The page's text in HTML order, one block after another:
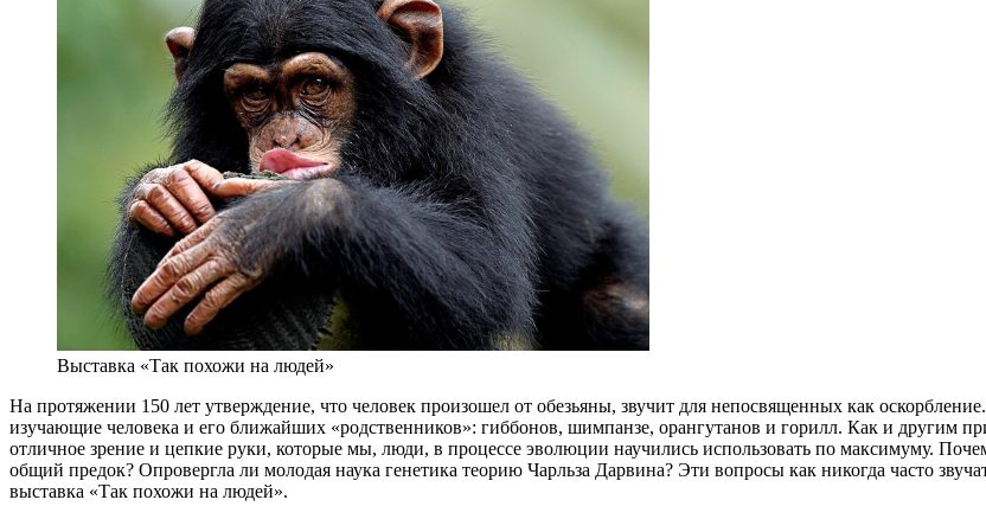
Выставка «Так похожи на людей»
На протяжении 150 лет утверждение, что человек произошел от обезьяны, звучит для непосвященных как
изучающие человека и его ближайших «родственников»: гиббонов, шимпанзе, орангутанов и горилл. Как и другим
отличное зрение и цепкие руки, которые мы, люди, в процессе эволюции научились использовать по максимуму.
общий предок? Опровергла ли молодая наука генетика теорию Чарльза Дарвина? Эти вопросы как никогда часто
выставка «Так похожи на людей».